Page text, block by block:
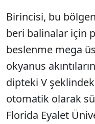
Birincisi, bu
beri balinalar için
beslenme mega
okyanus
dipteki V
otomatik olarak
Florida Eyalet